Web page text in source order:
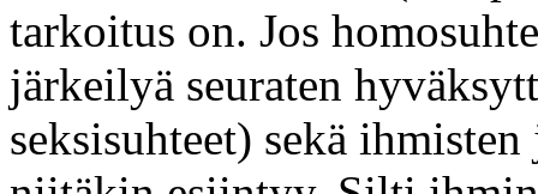
tarkoitus on. Jos
järkeilyä seuraten
seksisuhteet) sekä